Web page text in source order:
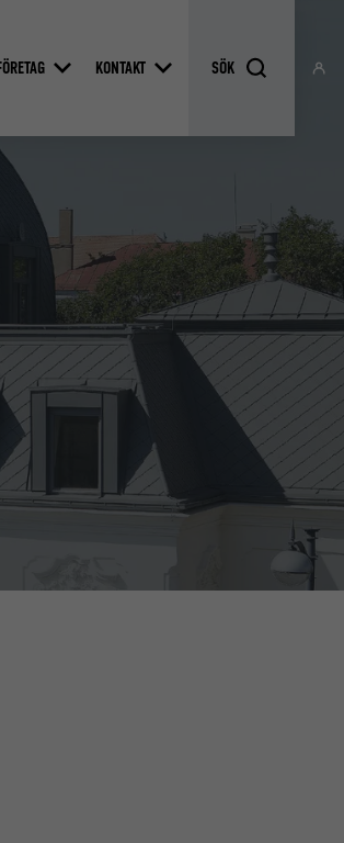
KONTAKT